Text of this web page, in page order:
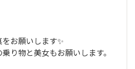
お願いします✨
り物と美女もお願いします。